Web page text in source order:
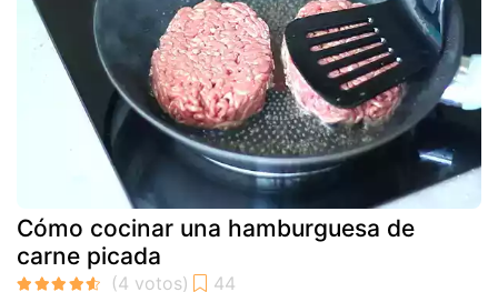
Cómo cocinar una hamburguesa de
carne picada